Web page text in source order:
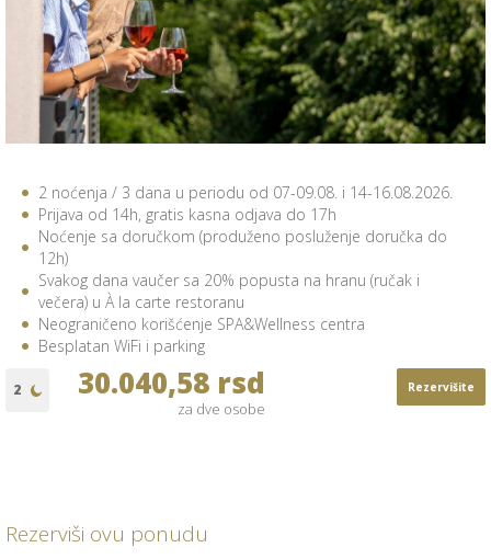
2 noćenja / 3 dana u periodu od 07-09.08. i 14-16.08.2026.
Prijava od 14h, gratis kasna odjava do 17h
Noćenje sa doručkom (produženo posluženje doručka do
12h)
Svakog dana vaučer sa 20% popusta na hranu (ručak i
večera) u À la carte restoranu
Neograničeno korišćenje SPA&Wellness centra
Besplatan WiFi i parking
30.040,58 rsd
za dve osobe
Rezervišite
Rezerviši ovu ponudu